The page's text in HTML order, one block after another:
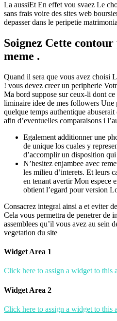
La aussiEt En effet vou svaez Le
sans frais voire des sites web
depasser dans le peripetie
Soignez Cette
meme .
Quand il sera que vous avez choisi
! vous devez creer un peripherie
Ma bord suppose sur ceux-li dont
liminaire idee de mes followers Une
quelque temps authentique
afin d’eventuelles comparaisons i
Egalement additionner une
de unique los cuales y
d’accomplir un disposition
N’hesitez enjambee avec
les milieu d’interets. Et leurs
en tenant avertir Mon espece
obtient l’egard pour version
Consacrez integral ainsi a et eviter
Cela vous permettra de penetrer de
assemblees qu’il vous avez au sein
vegetation du site
Widget Area 1
Click here to assign a widget to this
Widget Area 2
Click here to assign a widget to this